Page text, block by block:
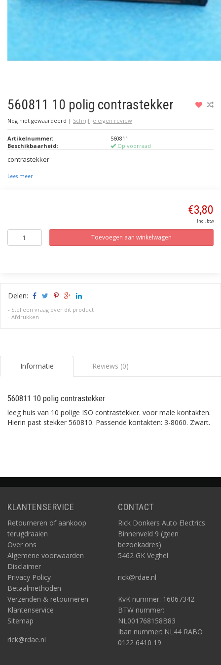
560811 10 polig contrastekker
Nog niet gewaardeerd | Schrijf je eigen review
Artikelnummer:
560811
Beschikbaarheid:
Op voorraad
contrastekker
Lees meer
€3,80
Incl. btw
Toevoegen aan winkelwagen
Delen:
- Stel een vraag over dit product
- Afdrukken
Informatie Reviews (0)
560811 10 polig contrastekker
leeg huis van 10 polige ISO contrastekker. voor male kontakten.
Hierin past stekker 560810. Passende kontakten: 3-8060. Zwart.
KLANTENSERVICE
Retourneren of aankoop
terugdraaien
Over ons
Algemene voorwaarden
Disclaimer
Privacy Policy
Betaalmethoden
Verzenden & retourneren
Klantenservice
Sitemap
rick@rdae.nl
CONTACT
Rick Donkers Auto Electrics
Binnenveld 9 (geen
bezoekadres)
5462 GK Veghel
rick@rdae.nl
KvK nummer: 16067342
BTW nummer:
NL001768158B83
Iban nummer: NL44 RABO
0122 6410 19